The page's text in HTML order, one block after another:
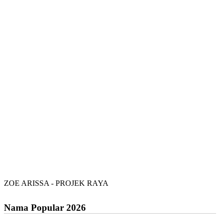
ZOE ARISSA - PROJEK RAYA
Nama Popular 2026